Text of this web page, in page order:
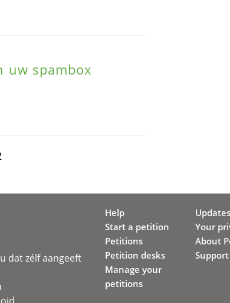
uw spambox
dat zélf aangeeft
Help
Start a petition
Petitions
Petition desks
Manage your
petitions
Updates
Your
About